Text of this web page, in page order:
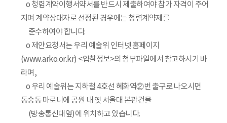
o 청렴계약이행서약서를 반드시 제출하여야 참가 자격이 주어
지며 계약상대자로 선정된 경우에는 청렴계약제를
준수하여야 합니다.
o 제안요청서는 우리 예술위 인터넷 홈페이지
(www.arko.or.kr) <입찰정보>의 첨부파일에서 참고하시기 바
라며,
o 우리 예술위는 지하철 4호선 혜화역②번 출구로 나오시면
동숭동 마로니에 공원 내 옛 서울대 본관건물
(방송통신대옆)에 위치하고 있습니다.